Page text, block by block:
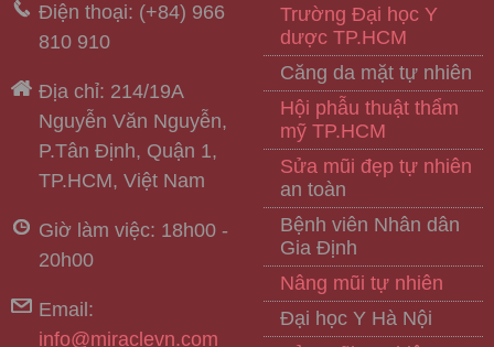
Điện thoại: (+84) 966
810 910
Địa chỉ: 214/19A
Nguyễn Văn Nguyễn,
P.Tân Định, Quận 1,
TP.HCM, Việt Nam
Giờ làm việc: 18h00 -
20h00
Email:
info@miraclevn.com
Trường Đại học Y
dược TP.HCM
Căng da mặt tự nhiên
Hội phẫu thuật thẩm
mỹ TP.HCM
Sửa mũi đẹp tự nhiên
an toàn
Bệnh viên Nhân dân
Gia Định
Nâng mũi tự nhiên
Đại học Y Hà Nội